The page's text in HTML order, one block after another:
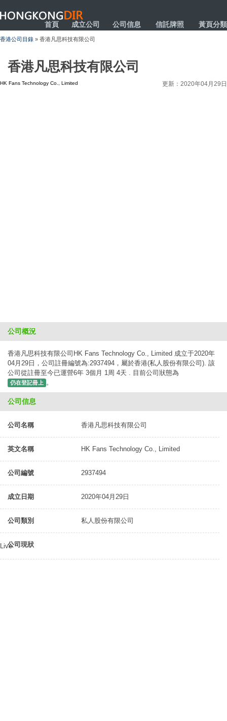
HONGKONGDIR
首頁 成立公司 公司信息 信託牌照 黃頁分類
香港公司目錄 » 香港凡思科技有限公司
香港凡思科技有限公司
HK Fans Technology Co., Limited 更新：2020年04月29日
公司概況
香港凡思科技有限公司HK Fans Technology Co., Limited 成立于2020年
04月29日，公司註冊編號為:2937494，屬於香港(私人股份有限公司). 該
公司從註冊至今已運營6年 3個月 1周 4天 . 目前公司狀態為
仍在登記冊上 。
公司信息
公司名稱 香港凡思科技有限公司
英文名稱 HK Fans Technology Co., Limited
公司編號 2937494
成立日期 2020年04月29日
公司類別 私人股份有限公司
公司現狀
Live